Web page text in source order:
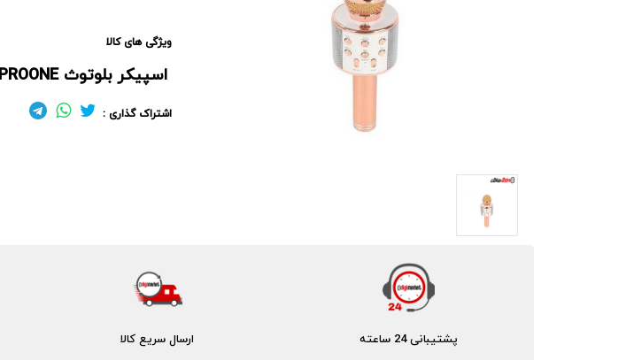
ویژگی های کالا
اسپیکر بلوتوث PMB65-M01 - PROONE
اشتراک گذاری :
ارسال سریع کالا پشتیبانی 24 ساعته